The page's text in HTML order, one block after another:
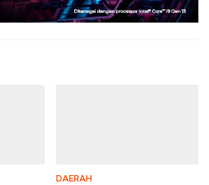
DAERAH